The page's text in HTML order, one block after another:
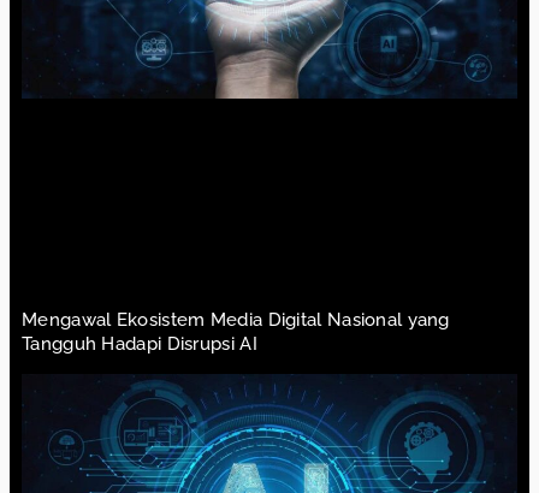
Mengawal Ekosistem Media Digital Nasional yang
Tangguh Hadapi Disrupsi AI